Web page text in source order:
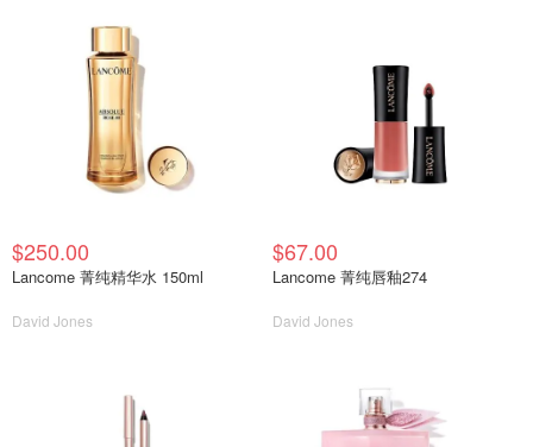
$250.00
Lancome 菁纯精华水 150ml
David Jones
$67.00
Lancome 菁纯唇釉274
David Jones